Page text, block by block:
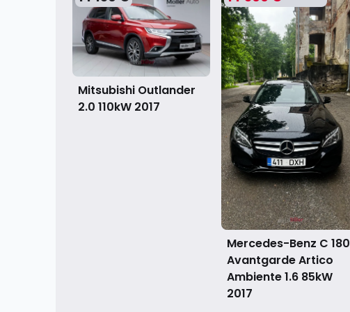
Mitsubishi Outlander
2.0 110kW 2017
Mercedes-Benz C 180
Avantgarde Artico
Ambiente 1.6 85kW
2017